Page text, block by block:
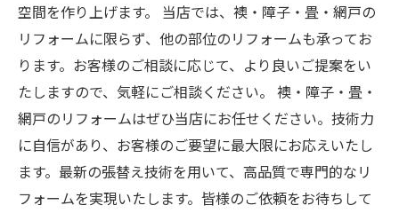
空間を作り上げます。 当店では、襖・障子・畳・網戸の
リフォームに限らず、他の部位のリフォームも承ってお
ります。お客様のご相談に応じて、より良いご提案をい
たしますので、気軽にご相談ください。 襖・障子・畳・
網戸のリフォームはぜひ当店にお任せください。技術力
に自信があり、お客様のご要望に最大限にお応えいたし
ます。最新の張替え技術を用いて、高品質で専門的なリ
フォームを実現いたします。皆様のご依頼をお待ちして